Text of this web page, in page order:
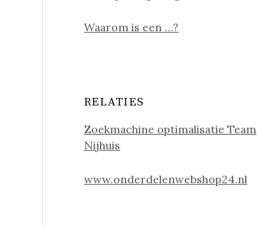
Waarom is een …?
RELATIES
Zoekmachine optimalisatie Team
Nijhuis
www.onderdelenwebshop24.nl